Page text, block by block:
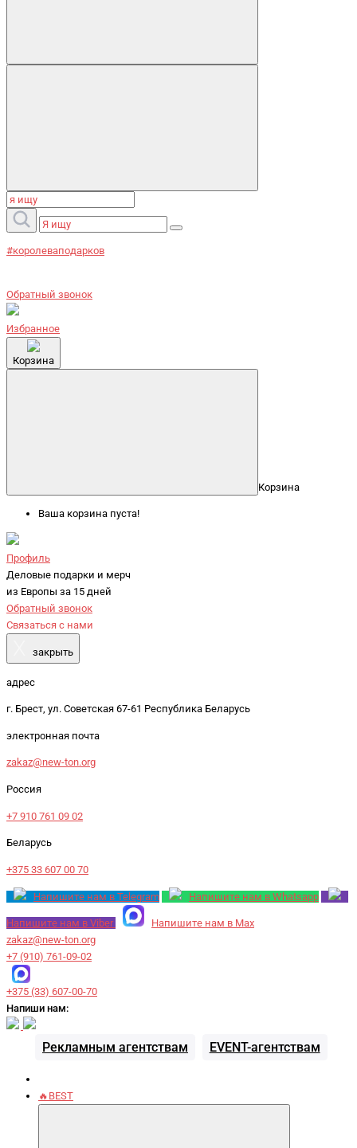
#королеваподарков
Обратный звонок
Избранное
Корзина
Корзина
Ваша корзина пуста!
Профиль
Деловые подарки и мерч
из Европы за 15 дней
Обратный звонок
Связаться с нами
закрыть
адрес
г. Брест, ул. Советская 67-61 Республика Беларусь
электронная почта
zakaz@new-ton.org
Россия
+7 910 761 09 02
Беларусь
+375 33 607 00 70
Напишите нам в Telegram Напишите нам в Whatsapp
Напишите нам в Viber
Напишите нам в Max
zakaz@new-ton.org
+7 (910) 761-09-02
+375 (33) 607-00-70
Напиши нам:
Рекламным агентствам EVENT-агентствам
🔥BEST